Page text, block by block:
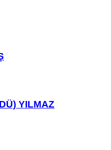
YILMAZ